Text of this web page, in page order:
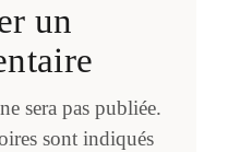
un
sera pas publiée.
sont indiqués